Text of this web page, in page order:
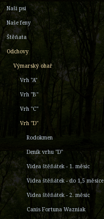
Naši psi
Naše feny
Štěňata
Odchovy
Výmarský ohař
Vrh "A"
Vrh "B"
Vrh "C"
Vrh "D"
Rodokmen
Deník vrhu "D"
Videa štěňátek - 1. měsíc
Videa štěňátek - do 1,5 měsíce
Videa štěňátek - 2. měsíc
Canis Fortuna Wazniak